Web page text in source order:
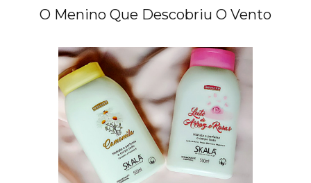
O Menino Que Descobriu O Vento